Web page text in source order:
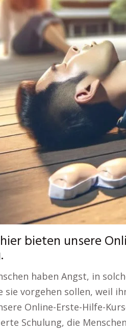
bieten unsere
haben Angst, in
sie vorgehen sollen, weil
Online-Erste-Hilfe-
Schulung, die